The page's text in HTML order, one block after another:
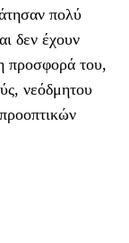
πολύ
δεν έχουν
προσφορά του,
νεόδμητου